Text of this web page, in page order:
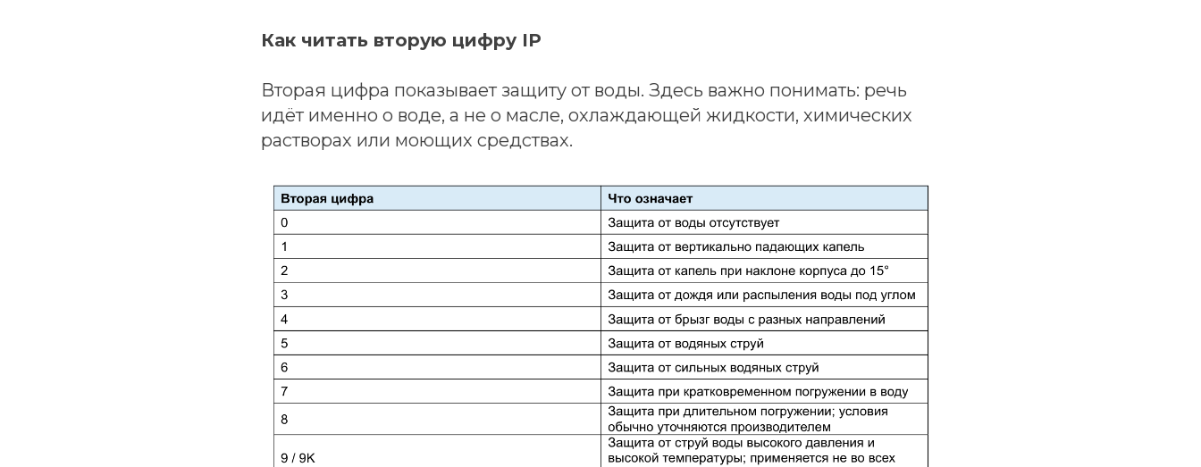
Как читать вторую цифру IP
Вторая цифра показывает защиту от воды. Здесь важно понимать: речь
идёт именно о воде, а не о масле, охлаждающей жидкости, химических
растворах или моющих средствах.